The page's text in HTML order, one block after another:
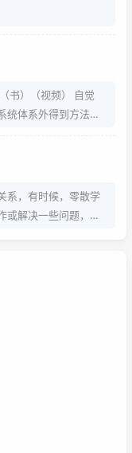
书）（视频） 自觉
统体系外得到方法的
系，有时候，零散学
或解决一些问题，而